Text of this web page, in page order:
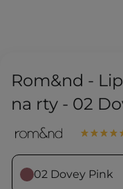
Rom&nd -
na rty - 02
02 Dovey Pink